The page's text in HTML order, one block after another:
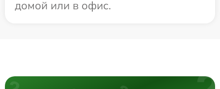
домой или в офис.